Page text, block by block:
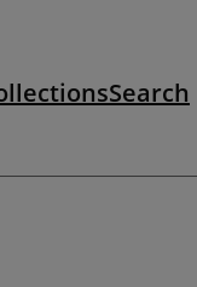
Search